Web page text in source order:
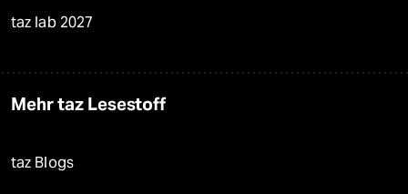
taz lab 2027
Mehr taz Lesestoff
taz Blogs